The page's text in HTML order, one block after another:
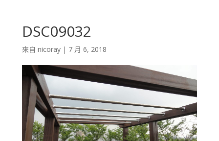
DSC09032
來自 nicoray| 7 月 6, 2018